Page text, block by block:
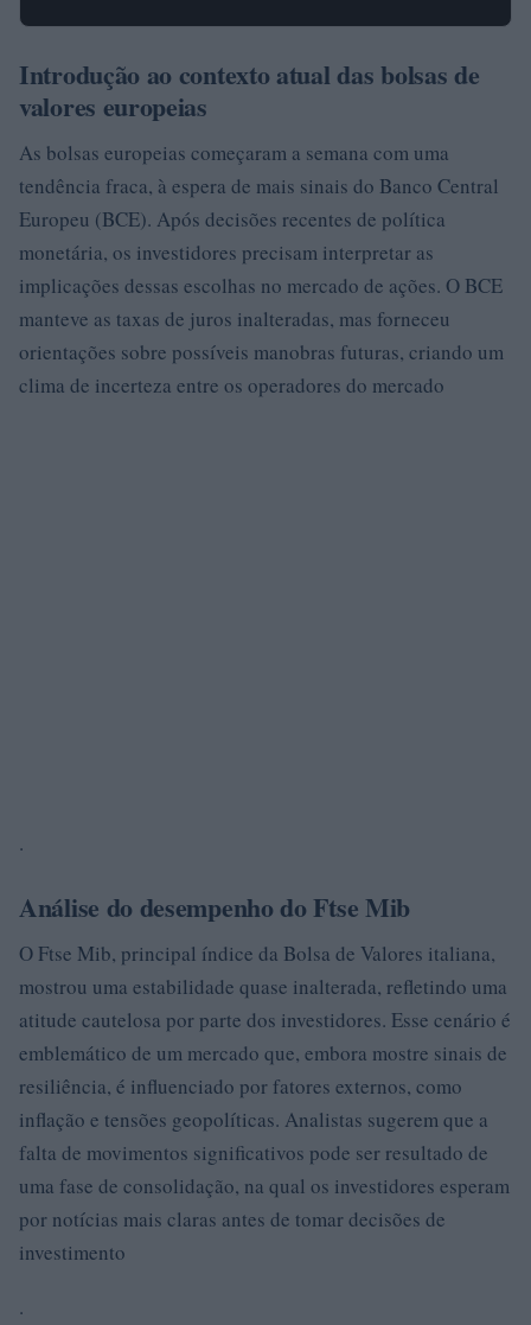
Introdução ao contexto atual das bolsas de
valores europeias
As bolsas europeias começaram a semana com uma
tendência fraca, à espera de mais sinais do Banco Central
Europeu (BCE). Após decisões recentes de política
monetária, os investidores precisam interpretar as
implicações dessas escolhas no mercado de ações. O BCE
manteve as taxas de juros inalteradas, mas forneceu
orientações sobre possíveis manobras futuras, criando um
clima de incerteza entre os operadores do mercado
.
Análise do desempenho do Ftse Mib
O Ftse Mib, principal índice da Bolsa de Valores italiana,
mostrou uma estabilidade quase inalterada, refletindo uma
atitude cautelosa por parte dos investidores. Esse cenário é
emblemático de um mercado que, embora mostre sinais de
resiliência, é influenciado por fatores externos, como
inflação e tensões geopolíticas. Analistas sugerem que a
falta de movimentos significativos pode ser resultado de
uma fase de consolidação, na qual os investidores esperam
por notícias mais claras antes de tomar decisões de
investimento
.